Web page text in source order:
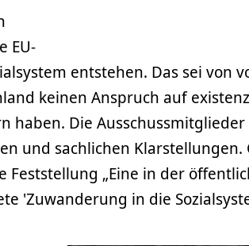
EU-
entstehen. Das sei von
keinen Anspruch auf
haben. Die
und sachlichen Klarstellungen.
„Eine in der
'Zuwanderung in die